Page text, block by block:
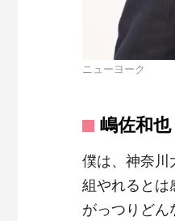
ニューヨーク
嶋佐和
僕は、神奈川
組やれるとは
がっつりどん